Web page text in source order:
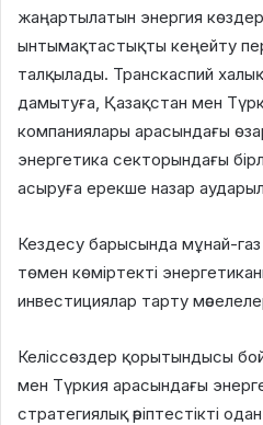
жаңартылатын энергия
ынтымақтастықты кеңейту
талқылады. Транскаспий
дамытуға, Қазақстан мен
компаниялары арасындағы
энергетика секторындағы
асыруға ерекше назар
Кездесу барысында мұнай-
төмен көміртекті
инвестициялар тарту
Келіссөздер қорытындысы
мен Түркия арасындағы
стратегиялық әріптестікті